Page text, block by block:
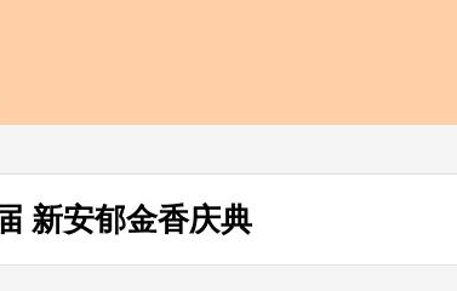
新安郁金香庆典